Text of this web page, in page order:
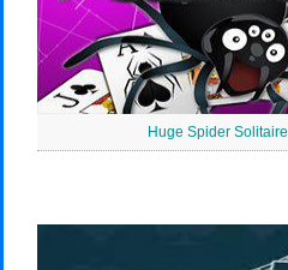
Huge Spider Solitaire